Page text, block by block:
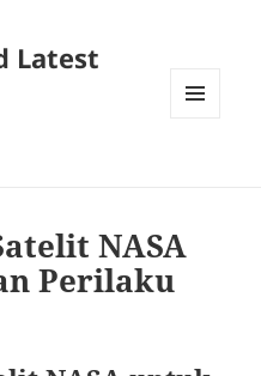
Latest
NASA
Perilaku